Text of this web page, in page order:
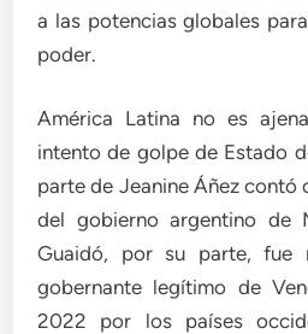
a las potencias globales
poder.
América Latina no es
intento de golpe de Estado
parte de Jeanine Áñez contó
del gobierno argentino de
Guaidó, por su parte, fue
gobernante legítimo de
2022 por los países